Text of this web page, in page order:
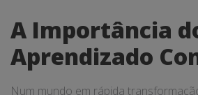
A Importância
Aprendizado
Num mundo em rápida